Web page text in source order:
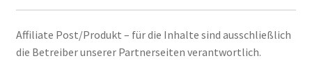
Affiliate Post/Produkt – für die Inhalte sind ausschließlich
die Betreiber unserer Partnerseiten verantwortlich.